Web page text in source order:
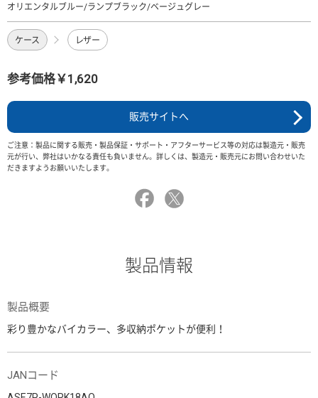
オリエンタルブルー/ランプブラック/ベージュグレー
ケース レザー
参考価格￥1,620
販売サイトへ
ご注意：製品に関する販売・製品保証・サポート・アフターサービス等の対応は製造元・販売
元が行い、弊社はいかなる責任も負いません。詳しくは、製造元・販売元にお問い合わせいた
だきますようお願いいたします。
製品情報
製品概要
彩り豊かなバイカラー、多収納ポケットが便利！
JANコード